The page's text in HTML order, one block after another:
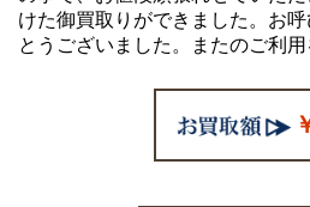
けた御買取りができました。お
とうございました。またのご利用